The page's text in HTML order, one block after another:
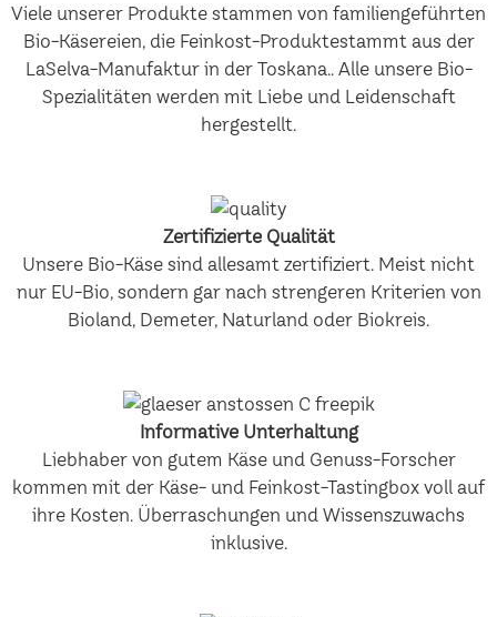
Viele unserer Produkte stammen von familiengeführten
Bio-Käsereien, die Feinkost-Produktestammt aus der
LaSelva-Manufaktur in der Toskana.. Alle unsere Bio-
Spezialitäten werden mit Liebe und Leidenschaft
hergestellt.
Zertifizierte Qualität
Unsere Bio-Käse sind allesamt zertifiziert. Meist nicht
nur EU-Bio, sondern gar nach strengeren Kriterien von
Bioland, Demeter, Naturland oder Biokreis.
Informative Unterhaltung
Liebhaber von gutem Käse und Genuss-Forscher
kommen mit der Käse- und Feinkost-Tastingbox voll auf
ihre Kosten. Überraschungen und Wissenszuwachs
inklusive.